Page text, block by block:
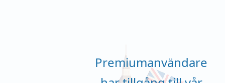
Premiumanvändare